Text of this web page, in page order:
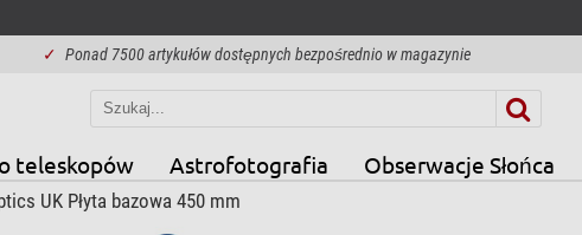
✓ Ponad 7500 artykułów dostępnych bezpośrednio w magazynie
teleskopów Astrofotografia Obserwacje Słońca
UK Płyta bazowa 450 mm